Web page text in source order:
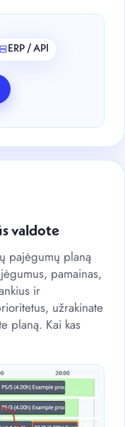
ERP / API
valdote
pajėgumų planą
pamainas,
ir
užrakinate
planą. Kai kas